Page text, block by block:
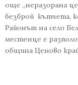
още „неразорана
безброй кътчета,
Районът на село
местенце е
община Ценово